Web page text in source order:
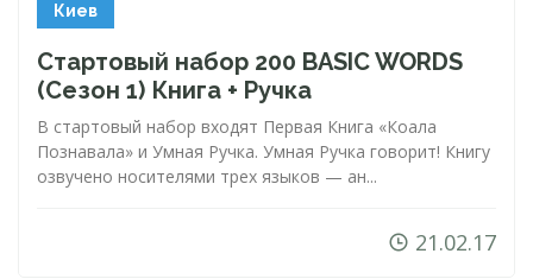
Киев
Стартовый набор 200 BASIC WORDS
(Сезон 1) Книга + Ручка
В стартовый набор входят Первая Книга «Коала
Познавала» и Умная Ручка. Умная Ручка говорит! Книгу
озвучено носителями трех языков — ан...
21.02.17